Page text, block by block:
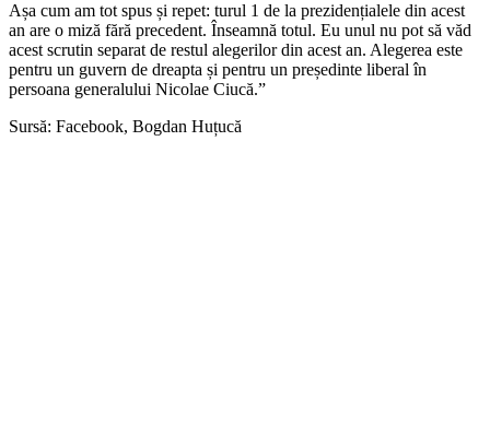
Așa cum am tot spus și repet: turul 1 de la prezidențialele din acest
an are o miză fără precedent. Înseamnă totul. Eu unul nu pot să văd
acest scrutin separat de restul alegerilor din acest an. Alegerea este
pentru un guvern de dreapta și pentru un președinte liberal în
persoana generalului Nicolae Ciucă.”
Sursă: Facebook, Bogdan Huțucă